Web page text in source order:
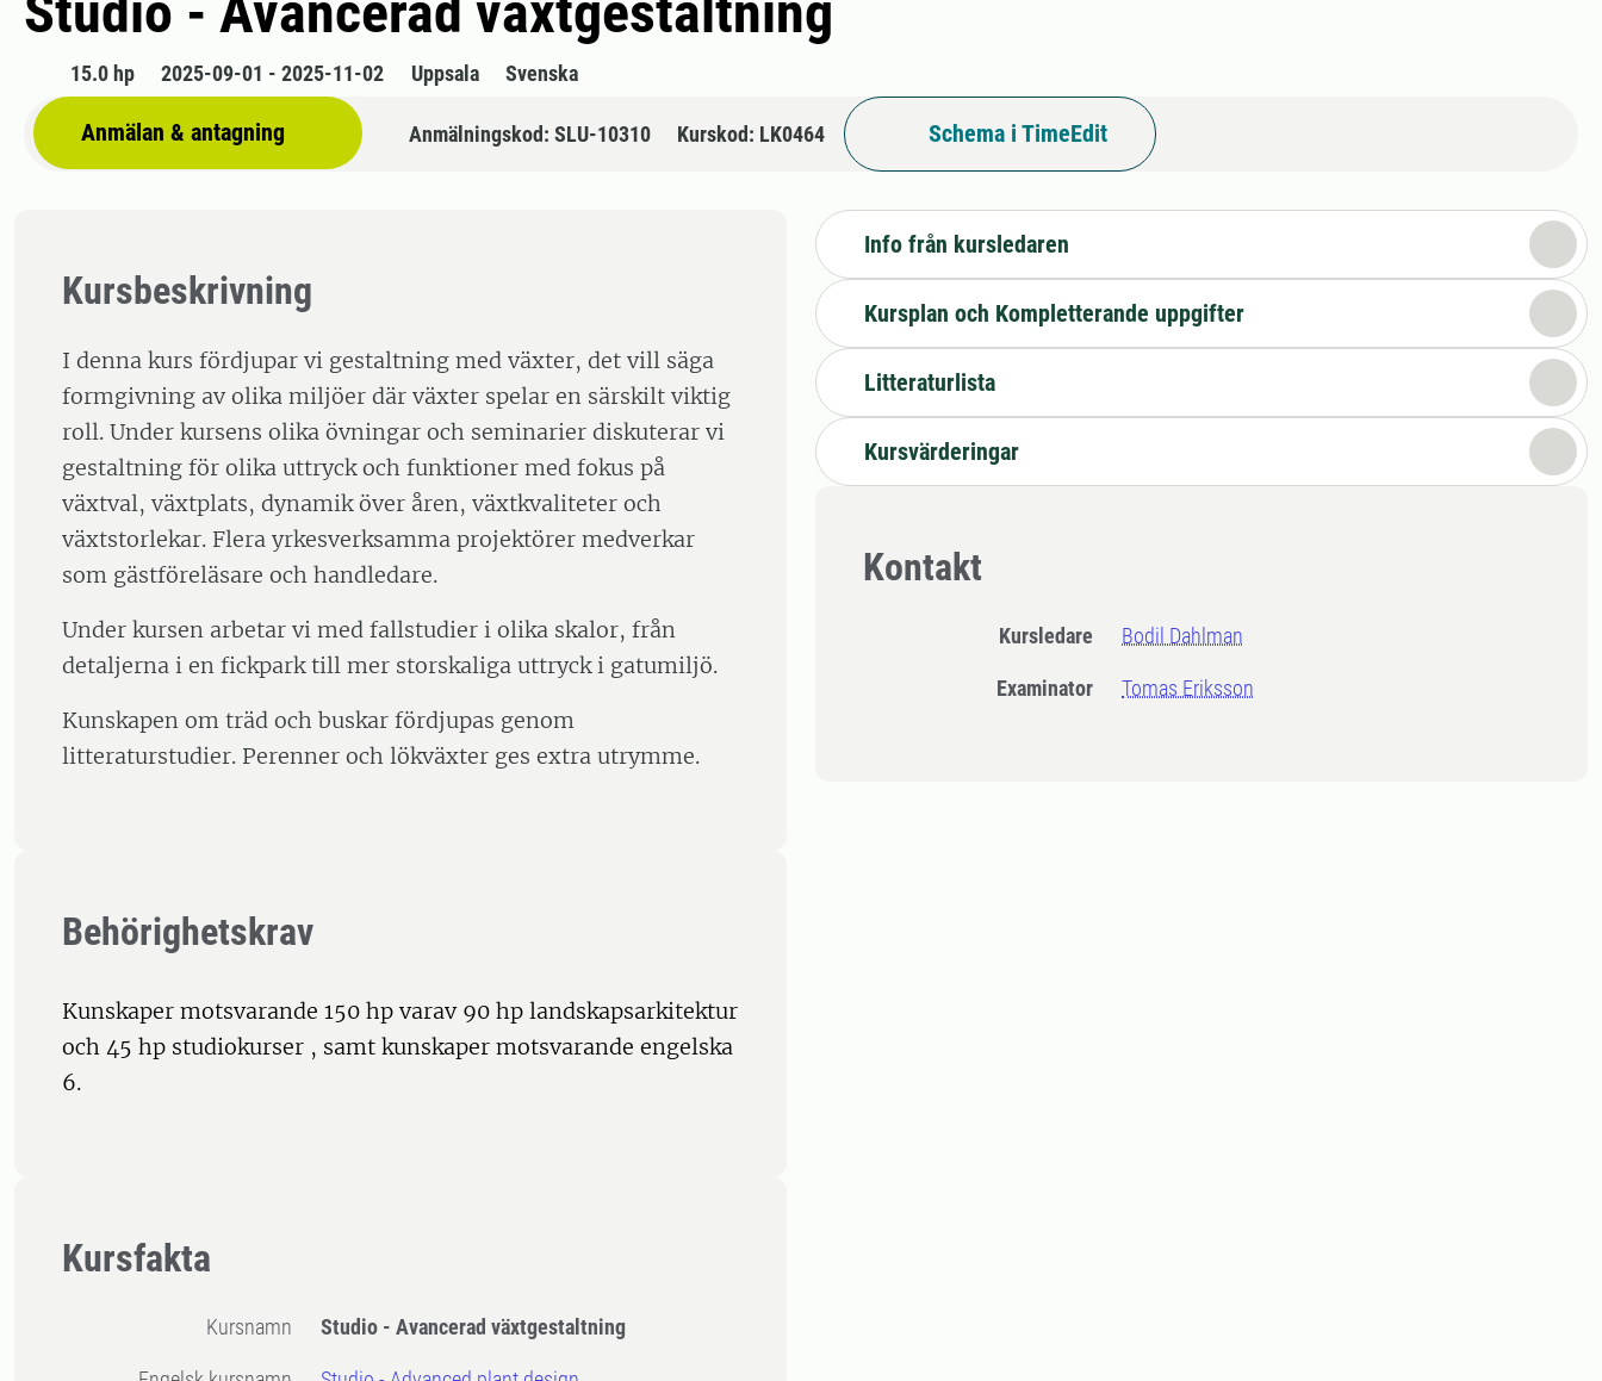
15.0 hp 2025-09-01 - 2025-11-02 Uppsala Svenska
Anmälan & antagning Anmälningskod: SLU-10310 Kurskod: LK0464 Schema i TimeEdit
Kursbeskrivning
I denna kurs fördjupar vi gestaltning med växter, det vill säga
formgivning av olika miljöer där växter spelar en särskilt viktig
roll. Under kursens olika övningar och seminarier diskuterar vi
gestaltning för olika uttryck och funktioner med fokus på
växtval, växtplats, dynamik över åren, växtkvaliteter och
växtstorlekar. Flera yrkesverksamma projektörer medverkar
som gästföreläsare och handledare.
Under kursen arbetar vi med fallstudier i olika skalor, från
detaljerna i en fickpark till mer storskaliga uttryck i gatumiljö.
Kunskapen om träd och buskar fördjupas genom
litteraturstudier. Perenner och lökväxter ges extra utrymme.
Behörighetskrav
Kunskaper motsvarande 150 hp varav 90 hp landskapsarkitektur
och 45 hp studiokurser , samt kunskaper motsvarande engelska
6.
Kursfakta
Kursnamn Studio - Avancerad växtgestaltning
Info från kursledaren
Kursplan och Kompletterande uppgifter
Litteraturlista
Kursvärderingar
Kontakt
Kursledare Bodil Dahlman
Examinator Tomas Eriksson